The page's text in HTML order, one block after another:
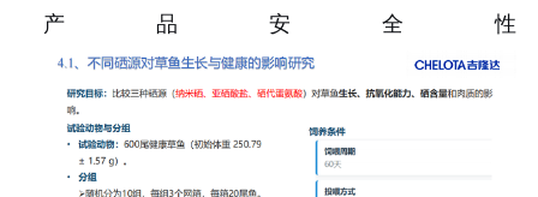
产品安全性